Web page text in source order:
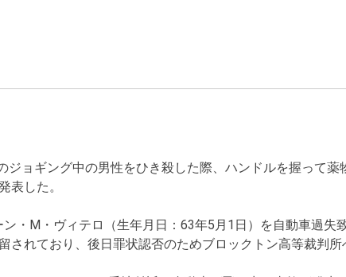
ョギング中の男性をひき殺した際、ハンドルを握って薬
表した。
・M・ヴィテロ（生年月日：63年5月1日）を自動車過失
されており、後日罪状認否のためブロックトン高等裁判所